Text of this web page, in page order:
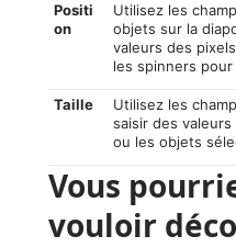
Positi
on
Utilisez les
objets sur la
valeurs des
les spinners
Taille Utilisez les
saisir des
ou les objets
Vous
vouloir